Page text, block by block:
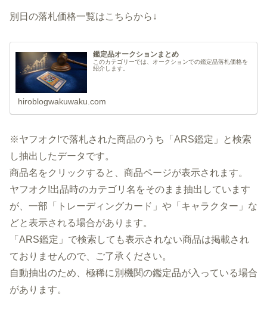
別日の落札価格一覧はこちらから↓
鑑定品オークションまとめ
このカテゴリーでは、オークションでの鑑定品落札価格を
紹介します。
hiroblogwakuwaku.com
※ヤフオク!で落札された商品のうち「ARS鑑定」と検索
し抽出したデータです。
商品名をクリックすると、商品ページが表示されます。
ヤフオク!出品時のカテゴリ名をそのまま抽出しています
が、一部「トレーディングカード」や「キャラクター」な
どと表示される場合があります。
「ARS鑑定」で検索しても表示されない商品は掲載され
ておりませんので、ご了承ください。
自動抽出のため、極稀に別機関の鑑定品が入っている場合
があります。